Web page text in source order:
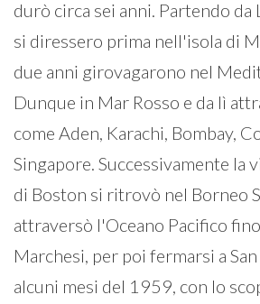
durò circa sei anni. Partendo da
si diressero prima nell'isola di
due anni girovagarono nel
Dunque in Mar Rosso e da lì
come Aden, Karachi, Bombay,
Singapore. Successivamente la
di Boston si ritrovò nel Borneo
attraversò l'Oceano Pacifico
Marchesi, per poi fermarsi a
alcuni mesi del 1959, con lo